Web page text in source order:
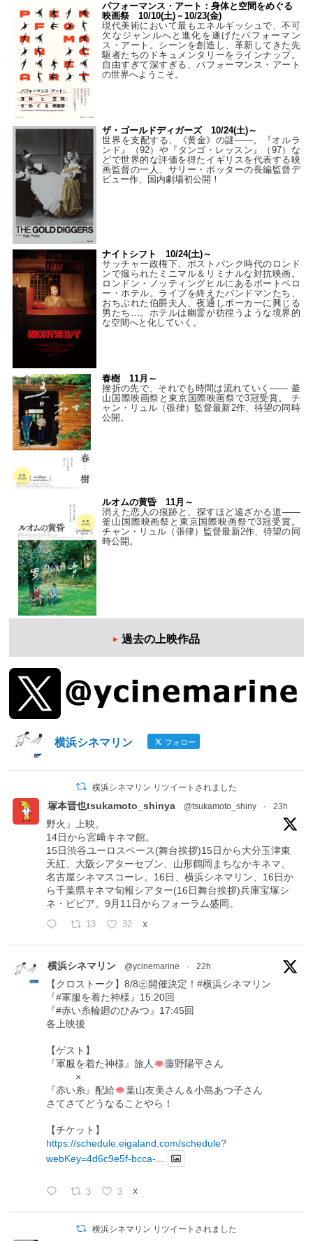
パフォーマンス・アート：身体と空間をめぐる
映画祭 10/10(土)－10/23(金)
現代美術において最もエネルギッシュで、不可
欠なジャンルへと進化を遂げたパフォーマン
ス・アート。シーンを創造し、革新してきた先
駆者たちのドキュメンタリーをラインナップ。
自由すぎて深すぎる、パフォーマンス・アート
の世界へようこそ。
ザ・ゴールドディガーズ 10/24(土)～
世界を支配する、《黄金》の謎――。『オルラ
ンド』（92）や『タンゴ・レッスン』（97）な
どで世界的な評価を得たイギリスを代表する映
画監督の一人、サリー・ポッターの長編監督デ
ビュー作、国内劇場初公開！
ナイトシフト 10/24(土)～
サッチャー政権下、ポストパンク時代のロンド
ンで撮られたミニマル＆リミナルな対抗映画。
ロンドン・ノッティングヒルにあるポートベロ
ー・ホテル。ライブを終えたバンドマンたち、
おちぶれた伯爵夫人、夜通しポーカーに興じる
男たち…。ホテルは幽霊が彷徨うような境界的
な空間へと化していく。
春樹 11月～
挫折の先で、それでも時間は流れていく—— 釜
山国際映画祭と東京国際映画祭で3冠受賞。 チ
ャン・リュル（張律）監督最新2作、待望の同時
公開。
ルオムの黄昏 11月～
消えた恋人の痕跡と、探すほど遠ざかる道——
釜山国際映画祭と東京国際映画祭で3冠受賞。
チャン・リュル（張律）監督最新2作、待望の同
時公開。
過去の上映作品
横浜シネマリン フォロー
横浜シネマリン リツイートされました
塚本晋也tsukamoto_shinya @tsukamoto_shiny · 23h
野火』上映。
14日から宮﨑キネマ館。
15日渋谷ユーロスペース(舞台挨拶)15日から大分玉津東
天紅、大阪シアターセブン、山形鶴岡まちなかキネマ、
名古屋シネマスコーレ。16日、横浜シネマリン、16日か
ら千葉県キネマ旬報シアター(16日舞台挨拶)兵庫宝塚シ
ネ・ピピア。9月11日からフォーラム盛岡。
13 32 X
横浜シネマリン @ycinemarine · 22h
【クロストーク】8/8㊏開催決定！#横浜シネマリン
『#軍服を着た神様』15:20回
『#赤い糸輪廻のひみつ』17:45回
各上映後
【ゲスト】
『軍服を着た神様』旅人
藤野陽平さん
×
『赤い糸』配給
葉山友美さん＆小島あつ子さん
さてさてどうなることやら！
【チケット】
https://schedule.eigaland.com/schedule?
webKey=4d6c9e5f-bcca-...
3 3 X
横浜シネマリン リツイートされました